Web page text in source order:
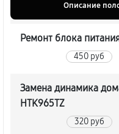
Описание
Ремонт блока
450 руб
Замена динамика
HTK965TZ
320 руб